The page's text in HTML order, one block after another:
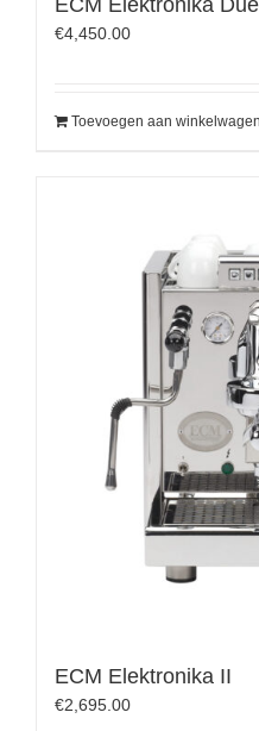
ECM Elektronika Due
€4,450.00
Toevoegen aan winkelwagen
ECM Elektronika II
€2,695.00